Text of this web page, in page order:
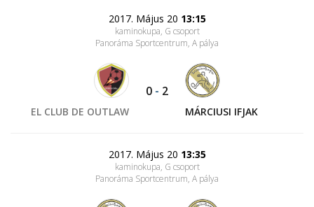
2017. Május 20 13:15
kaminokupa, G csoport
Panoráma Sportcentrum, A pálya
EL CLUB DE OUTLAW
0 - 2
MÁRCIUSI IFJAK
2017. Május 20 13:35
kaminokupa, G csoport
Panoráma Sportcentrum, A pálya